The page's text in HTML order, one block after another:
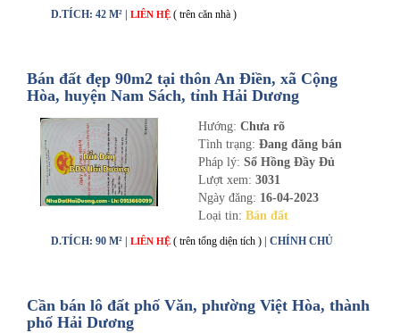
D.TÍCH: 42 M² | LIÊN HỆ ( trên căn nhà )
Bán đất đẹp 90m2 tại thôn An Điền, xã Cộng
Hòa, huyện Nam Sách, tỉnh Hải Dương
Hướng: Chưa rõ
Tình trạng: Đang đăng bán
Pháp lý: Sổ Hồng Đầy Đủ
Lượt xem: 3031
Ngày đăng: 16-04-2023
Loại tin: Bán đất
D.TÍCH: 90 M² | LIÊN HỆ ( trên tổng diện tích ) | CHÍNH CHỦ
Cần bán lô đất phố Văn, phường Việt Hòa, thành
phố Hải Dương